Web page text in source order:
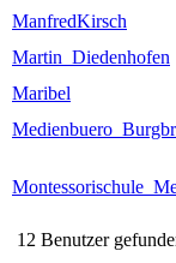
ManfredKirsch
Martin_Diedenhofen
Maribel
12 Benutzer